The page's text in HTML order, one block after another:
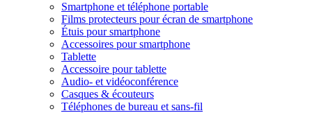
Smartphone et téléphone portable
Films protecteurs pour écran de smartphone
Étuis pour smartphone
Accessoires pour smartphone
Tablette
Accessoire pour tablette
Audio- et vidéoconférence
Casques & écouteurs
Téléphones de bureau et sans-fil